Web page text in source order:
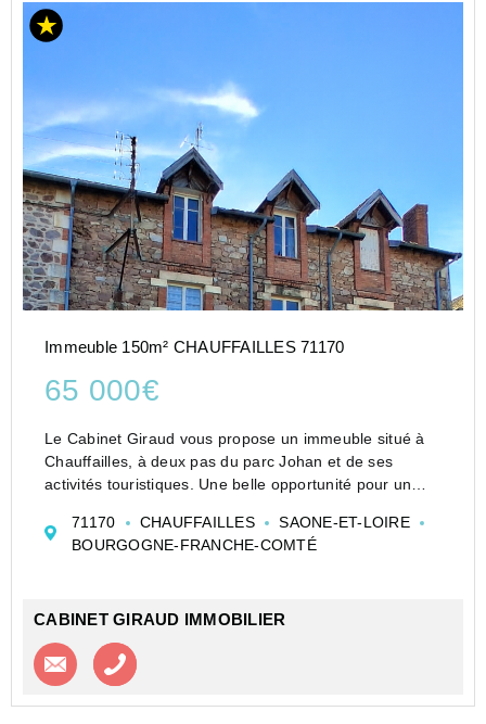
Immeuble 150m² CHAUFFAILLES 71170
65 000€
Le Cabinet Giraud vous propose un immeuble situé à
Chauffailles, à deux pas du parc Johan et de ses
activités touristiques. Une belle opportunité pour un
Cet immeuble est à reprendre entièrement, offrant ainsi
un...
71170 CHAUFFAILLES
SAONE-ET-LOIRE
BOURGOGNE-FRANCHE-COMTÉ
CABINET GIRAUD IMMOBILIER
Contacter l'agence